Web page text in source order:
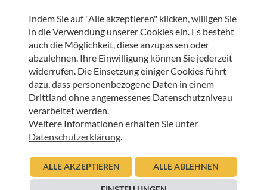
JETZT ONLINE SPENDEN & LIEBEVOLLE BEGLEITUNG
SCHENKEN
SPENDEN
WEITERE BEITRÄGE DIESER KATEGORIE
Freundschaft, Vergebung und Verbundenheit
Indem Sie auf "Alle akzeptieren" klicken, willigen Sie
in die Verwendung unserer Cookies ein. Es besteht
auch die Möglichkeit, diese anzupassen oder
abzulehnen. Ihre Einwilligung können Sie jederzeit
widerrufen. Die Einsetzung einiger Cookies führt
dazu, dass personenbezogene Daten in einem
Drittland ohne angemessenes Datenschutzniveau
verarbeitet werden.
Weitere Informationen erhalten Sie unter
Datenschutzerklärung.
ALLE AKZEPTIEREN ALLE ABLEHNEN